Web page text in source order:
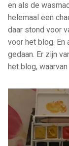
en als de
helemaal een
daar stond voor
voor het blog.
gedaan. Er zijn
het blog,